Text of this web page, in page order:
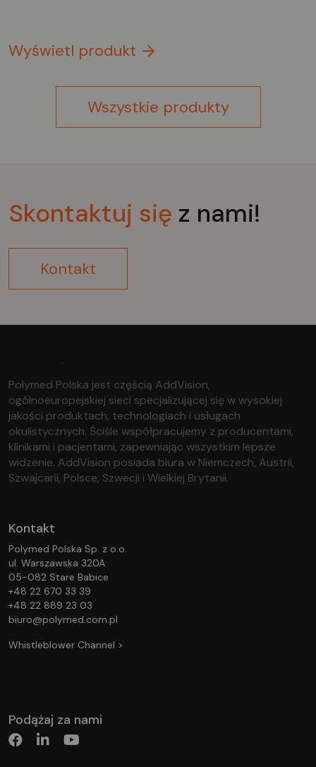
Wyświetl produkt
Wszystkie produkty
Skontaktuj się z nami!
Kontakt
Polymed Polska jest częścią AddVision,
ogólnoeuropejskiej sieci specjalizującej się w wysokiej
jakości produktach, technologiach i usługach
okulistycznych. Ściśle współpracujemy z producentami,
klinikami i pacjentami, zapewniając wszystkim lepsze
widzenie. AddVision posiada biura w Niemczech, Austrii,
Szwajcarii, Polsce, Szwecji i Wielkiej Brytanii.
Kontakt
Polymed Polska Sp. z o.o.
ul. Warszawska 320A
05-082 Stare Babice
+48 22 670 33 39
+48 22 889 23 03
biuro@polymed.com.pl
Whistleblower Channel >
Podążaj za nami